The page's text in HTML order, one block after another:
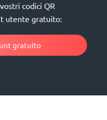
codici QR
utente gratuito:
gratuito